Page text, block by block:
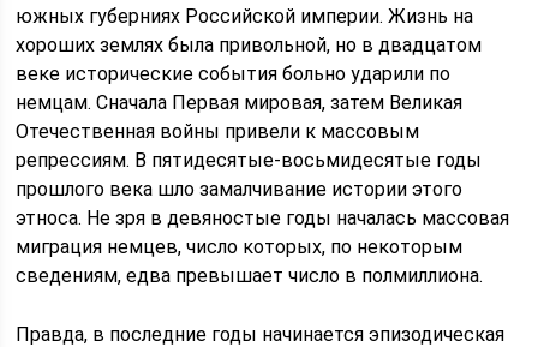
южных губерниях Российской империи. Жизнь на
хороших землях была привольной, но в двадцатом
веке исторические события больно ударили по
немцам. Сначала Первая мировая, затем Великая
Отечественная войны привели к массовым
репрессиям. В пятидесятые-восьмидесятые годы
прошлого века шло замалчивание истории этого
этноса. Не зря в девяностые годы началась массовая
миграция немцев, число которых, по некоторым
сведениям, едва превышает число в полмиллиона.
Правда, в последние годы начинается эпизодическая